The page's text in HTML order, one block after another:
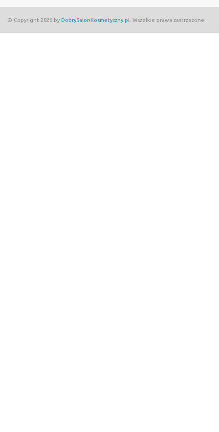
© Copyright 2026 by DobrySalonKosmetyczny.pl . Wszelkie prawa zastrzeżone.